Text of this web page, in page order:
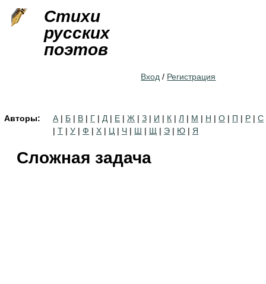
Стихи
русских
поэтов
Вход / Регистрация
Авторы: А | Б | В | Г | Д | Е | Ж | З | И | К | Л | М | Н | О | П | Р | С
| Т | У | Ф | Х | Ц | Ч | Ш | Щ | Э | Ю | Я
Сложная задача